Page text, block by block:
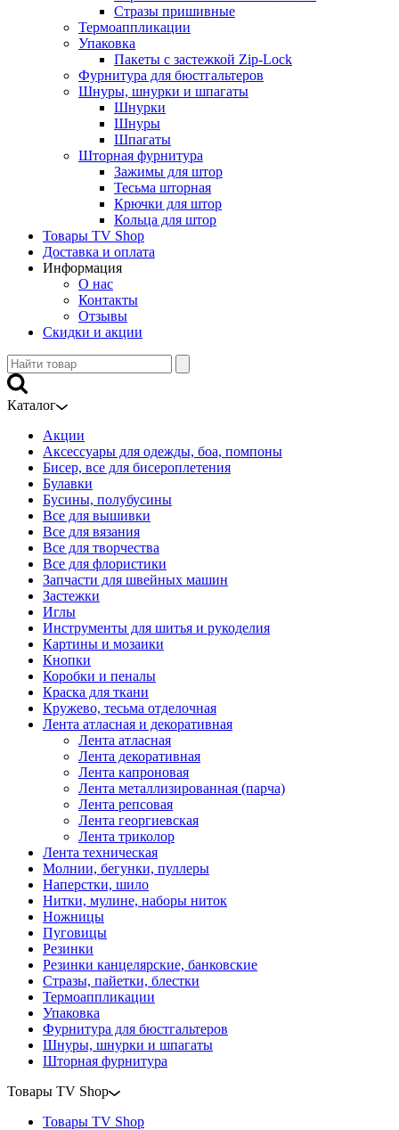
Стразы пришивные
Термоаппликации
Упаковка
Пакеты с застежкой Zip-Lock
Фурнитура для бюстгальтеров
Шнуры, шнурки и шпагаты
Шнурки
Шнуры
Шпагаты
Шторная фурнитура
Зажимы для штор
Тесьма шторная
Крючки для штор
Кольца для штор
Товары TV Shop
Доставка и оплата
Информация
О нас
Контакты
Отзывы
Скидки и акции
Каталог
Акции
Аксессуары для одежды, боа, помпоны
Бисер, все для бисероплетения
Булавки
Бусины, полубусины
Все для вышивки
Все для вязания
Все для творчества
Все для флористики
Запчасти для швейных машин
Застежки
Иглы
Инструменты для шитья и рукоделия
Картины и мозаики
Кнопки
Коробки и пеналы
Краска для ткани
Кружево, тесьма отделочная
Лента атласная и декоративная
Лента атласная
Лента декоративная
Лента капроновая
Лента металлизированная (парча)
Лента репсовая
Лента георгиевская
Лента триколор
Лента техническая
Молнии, бегунки, пуллеры
Наперстки, шило
Нитки, мулине, наборы ниток
Ножницы
Пуговицы
Резинки
Резинки канцелярские, банковские
Стразы, пайетки, блестки
Термоаппликации
Упаковка
Фурнитура для бюстгальтеров
Шнуры, шнурки и шпагаты
Шторная фурнитура
Товары TV Shop
Товары TV Shop